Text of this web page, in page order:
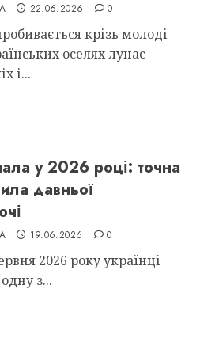
22.06.2026 0
крізь молоді
оселях лунає
і...
у 2026 році: точна
давньої
19.06.2026 0
2026 року українці
з...